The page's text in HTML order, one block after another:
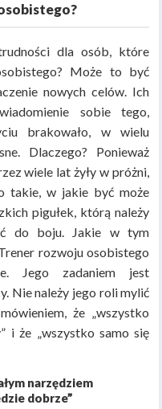
dla osób, które
Może to być
nowych celów. Ich
sobie tego,
brakowało, w wielu
Dlaczego? Ponieważ
wiele lat żyły w próżni,
takie, w jakie być może
pigułek, którą należy
do boju. Jakie w tym
rozwoju osobistego
Jego zadaniem jest
Nie należy jego roli mylić
że „wszystko
i że „wszystko samo się
narzędziem
dobrze”